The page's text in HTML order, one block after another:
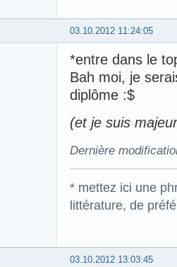
03.10.2012 11:24:05
*entre dans le
Bah moi, je
diplôme :$
(et je suis
Dernière
* mettez ici une
littérature, de
03.10.2012 13:03:45